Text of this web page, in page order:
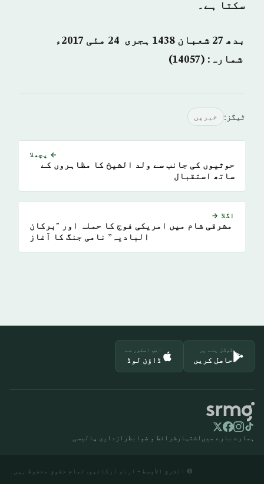
سکتا ہے۔
بدھ 27 شعبان 1438 ہجری ­ 24 مئی 2017ء
شمارہ: (14057)
ٹیگز: خبريں
← پچھلا
حوثیوں کی جانب سے ولد الشیخ کا مظاہروں کے
ساتھ استقبال
اگلا →
مشرقی شام میں امریکی فوج کا حملہ اور "برکان
البادیہ” نامی جنگ کا آغاز
گوگل پلے پر
حاصل کریں
ایپ اسٹور سے
ڈاؤن لوڈ
ہمارے بارے میں اشتہار شرائط و ضوابط رازداری پالیسی
© الشرق الأوسط - اردو آرکائیو. تمام حقوق محفوظ ہیں۔